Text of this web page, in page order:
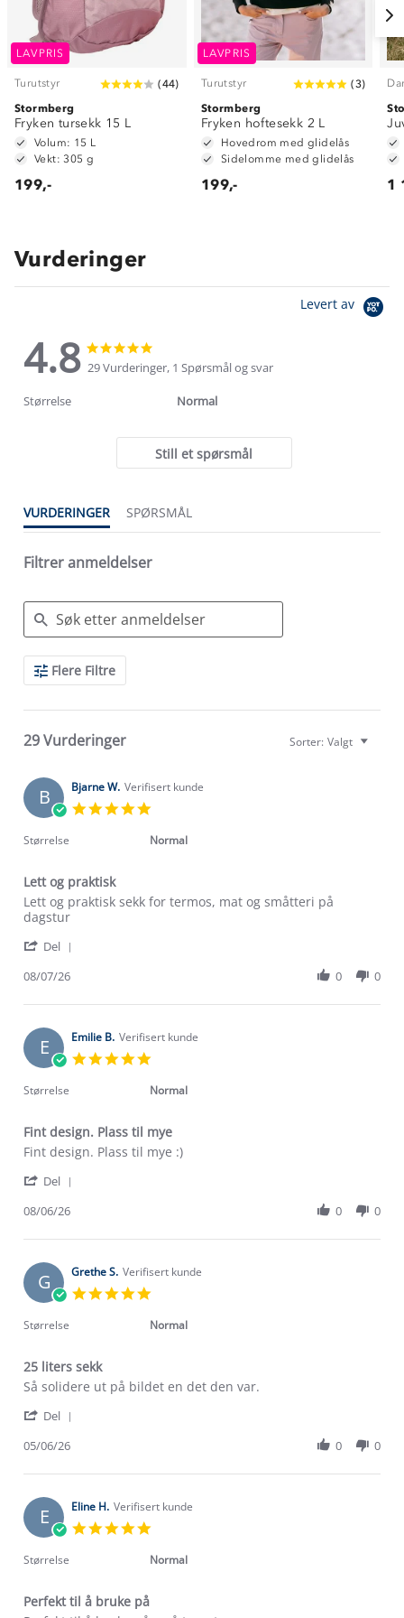
LAVPRIS
Turutstyr (44)
Stormberg
Fryken tursekk 15 L
Volum: 15 L
Vekt: 305 g
199,-
LAVPRIS
Turutstyr (3)
Stormberg
Fryken hoftesekk 2 L
Hovedrom med glidelås
Sidelomme med glidelås
199,- 1
Vurderinger
Levert av
4.8
4.8
star
rating
star
rating
29 Vurderinger, 1 Spørsmål og svar
Størrelse Normal
Still et spørsmål
VURDERINGER SPØRSMÅL
Filtrer anmeldelser
Search
ReviewsFlere Filtre
29 Vurderinger Sorter: Valgt
B Bjarne W. Verifisert kunde
rating
Størrelse Normal
Lett og praktisk
Review
by
W.
8
2026
review
stating
og
Lett og praktisk sekk for termos, mat og småtteri på
dagstur
Del
Bjarne
on
8
Jul
08/07/26 0 0
E Emilie B. Verifisert kunde
rating
Størrelse Normal
Fint design. Plass til mye
Review
Emilie
on
Jun
review
Fint
Plass
mye
Fint design. Plass til mye :)
Del
Emilie
on
8
Jun
08/06/26 0 0
G Grethe S. Verifisert kunde
rating
Størrelse Normal
25 liters sekk
Review
Grethe
on
Jun
review
25
sekk
Så solidere ut på bildet en det den var.
Del
Grethe
on
5
Jun
05/06/26 0 0
E Eline H. Verifisert kunde
rating
Størrelse Normal
Perfekt til å bruke på